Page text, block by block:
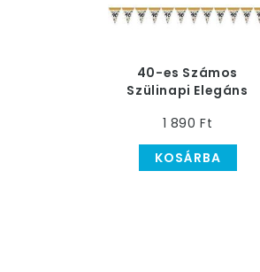
40-es Számos
Szülinapi Elegáns
Zászlófüzér - 5 m
1 890 Ft
KOSÁRBA